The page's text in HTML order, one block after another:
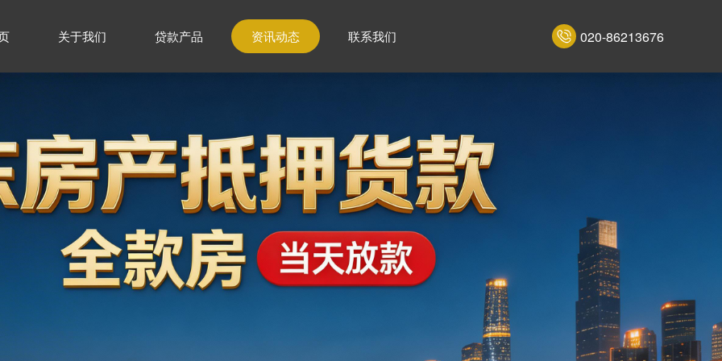
关于我们 贷款产品 资讯动态 联系我们 020-86213676